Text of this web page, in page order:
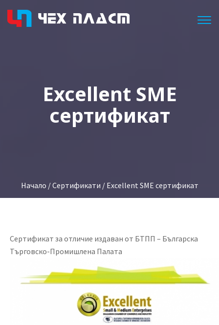
Excellent SME
сертификат
Начало /Сертификати / Excellent SME сертификат
Сертификат за отличие издаван от БТПП – Българска
Търговско-Промишлена Палата